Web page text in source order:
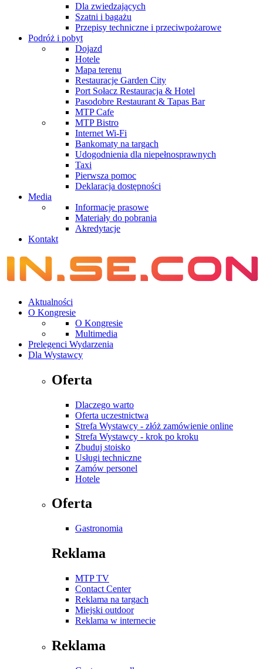
Dla zwiedzających
Szatni i bagażu
Przepisy techniczne i przeciwpożarowe
Podróż i pobyt
Dojazd
Hotele
Mapa terenu
Restauracje Garden City
Port Sołacz Restauracja & Hotel
Pasodobre Restaurant & Tapas Bar
MTP Cafe
MTP Bistro
Internet Wi-Fi
Bankomaty na targach
Udogodnienia dla niepełnosprawnych
Taxi
Pierwsza pomoc
Deklaracja dostępności
Media
Informacje prasowe
Materiały do pobrania
Akredytacje
Kontakt
Aktualności
O Kongresie
O Kongresie
Multimedia
Prelegenci Wydarzenia
Dla Wystawcy
Oferta
Dlaczego warto
Oferta uczestnictwa
Strefa Wystawcy - złóż zamówienie online
Strefa Wystawcy - krok po kroku
Zbuduj stoisko
Usługi techniczne
Zamów personel
Hotele
Oferta
Gastronomia
Reklama
MTP TV
Contact Center
Reklama na targach
Miejski outdoor
Reklama w internecie
Reklama